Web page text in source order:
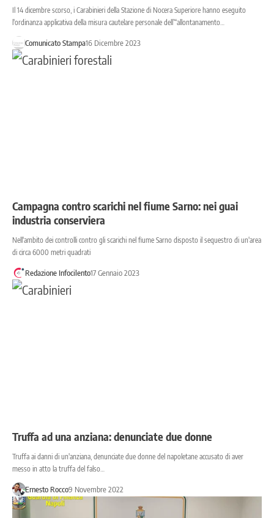
Il 14 dicembre scorso, i Carabinieri della Stazione di Nocera Superiore hanno eseguito
l'ordinanza applicativa della misura cautelare personale dell’“allontanamento…
Comunicato Stampa16 Dicembre 2023
Campagna contro scarichi nel fiume Sarno: nei guai
industria conserviera
Nell'ambito dei controlli contro gli scarichi nel fiume Sarno disposto il sequestro di un'area
di circa 6000 metri quadrati
Redazione Infocilento17 Gennaio 2023
Truffa ad una anziana: denunciate due donne
Truffa ai danni di un'anziana, denunciate due donne del napoletane accusato di aver
messo in atto la truffa del falso…
Ernesto Rocco9 Novembre 2022